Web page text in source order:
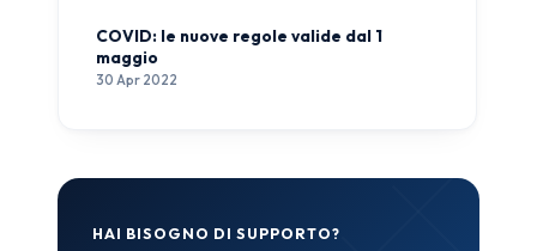
COVID: le nuove regole valide dal 1
maggio
30 Apr 2022
HAI BISOGNO DI SUPPORTO?